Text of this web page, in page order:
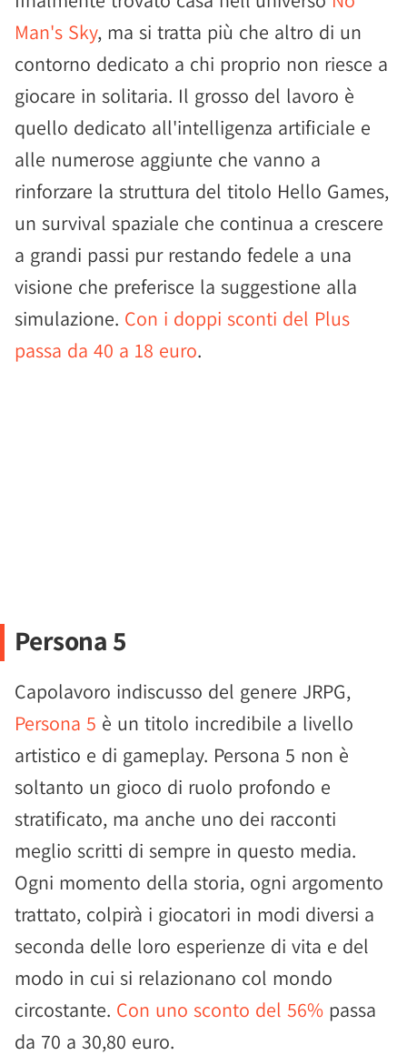
Man's Sky, ma si tratta più che altro di un
contorno dedicato a chi proprio non riesce a
giocare in solitaria. Il grosso del lavoro è
quello dedicato all'intelligenza artificiale e
alle numerose aggiunte che vanno a
rinforzare la struttura del titolo Hello Games,
un survival spaziale che continua a crescere
a grandi passi pur restando fedele a una
visione che preferisce la suggestione alla
simulazione. Con i doppi sconti del Plus
passa da 40 a 18 euro.
Persona 5
Capolavoro indiscusso del genere JRPG,
Persona 5 è un titolo incredibile a livello
artistico e di gameplay. Persona 5 non è
soltanto un gioco di ruolo profondo e
stratificato, ma anche uno dei racconti
meglio scritti di sempre in questo media.
Ogni momento della storia, ogni argomento
trattato, colpirà i giocatori in modi diversi a
seconda delle loro esperienze di vita e del
modo in cui si relazionano col mondo
circostante. Con uno sconto del 56% passa
da 70 a 30,80 euro.